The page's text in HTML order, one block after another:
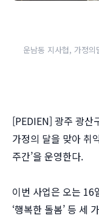
운남동 지사협, 가정
[PEDIEN] 광주 광산
가정의 달을 맞아 취
주간’을 운영한다.
이번 사업은 오는 16
‘행복한 돌봄’ 등 세